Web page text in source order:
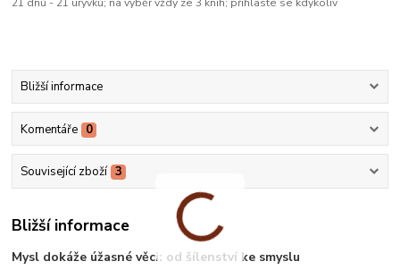
Bližší informace
Komentáře 0
Související zboží 3
Bližší informace
Mysl dokáže úžasné věci: od šílenství ke smyslu